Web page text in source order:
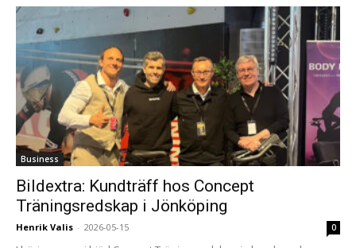
Business
Bildextra: Kundträff hos Concept
Träningsredskap i Jönköping
Henrik Valis - 2026-05-15 0